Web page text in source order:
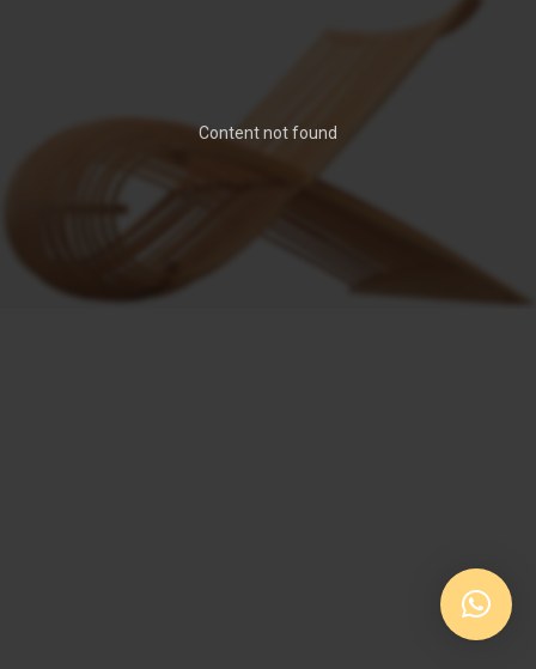
Content not found